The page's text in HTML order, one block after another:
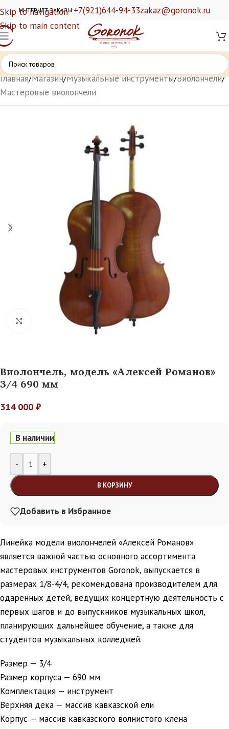
Skip to navigation
Skip to main content
ИНТЕРНЕТ ЗАКАЗЫ:+7(921)644-94-33zakaz@goronok.ru
Главная/Магазин/Музыкальные инструменты/Виолончели/
Мастеровые виолончели
Нажмите, чтобы увеличить
Виолончель, модель «Алексей Романов»
3/4 690 мм
314 000 ₽
В наличии
- +
В КОРЗИНУ
Alternative:
Добавить в Избранное
Линейка модели виолончелей «Алексей Романов»
является важной частью основного ассортимента
мастеровых инструментов Goronok, выпускается в
размерах 1/8-4/4, рекомендована производителем для
одаренных детей, ведущих концертную деятельность с
первых шагов и до выпускников музыкальных школ,
планирующих дальнейшее обучение, а также для
студентов музыкальных колледжей.
Размер — 3/4
Размер корпуса — 690 мм
Комплектация — инструмент
Верхняя дека — массив кавказской ели
Корпус — массив кавказского волнистого клёна